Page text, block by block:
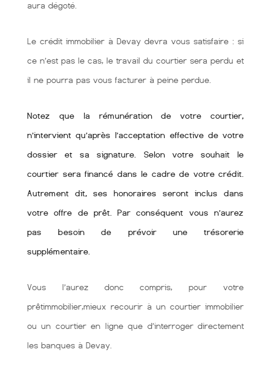
aura dégoté.
Le crédit immobilier à Devay devra vous satisfaire : si
ce n’est pas le cas, le travail du courtier sera perdu et
il ne pourra pas vous facturer à peine perdue.
Notez que la rémunération de votre courtier,
n’intervient qu’après l’acceptation effective de votre
dossier et sa signature. Selon votre souhait le
courtier sera financé dans le cadre de votre crédit.
Autrement dit, ses honoraires seront inclus dans
votre offre de prêt. Par conséquent vous n’aurez
pas besoin de prévoir une trésorerie
supplémentaire.
Vous l’aurez donc compris, pour votre
prêtimmobilier,mieux recourir à un courtier immobilier
ou un courtier en ligne que d’interroger directement
les banques à Devay.